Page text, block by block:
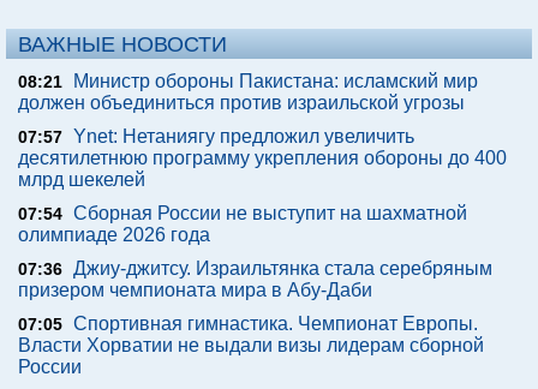
ВАЖНЫЕ НОВОСТИ
08:21
Министр обороны Пакистана: исламский мир
должен объединиться против израильской угрозы
07:57 Ynet: Нетаниягу предложил увеличить
десятилетнюю программу укрепления обороны до 400
млрд шекелей
07:54 Сборная России не выступит на шахматной
олимпиаде 2026 года
07:36 Джиу-джитсу. Израильтянка стала серебряным
призером чемпионата мира в Абу-Даби
07:05 Спортивная гимнастика. Чемпионат Европы.
Власти Хорватии не выдали визы лидерам сборной
России